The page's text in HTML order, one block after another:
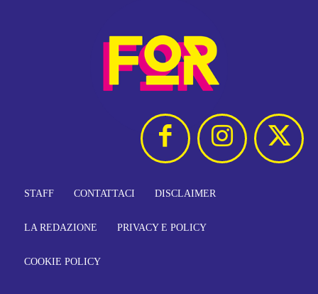
STAFF CONTATTACI DISCLAIMER
LA REDAZIONE PRIVACY E POLICY
COOKIE POLICY